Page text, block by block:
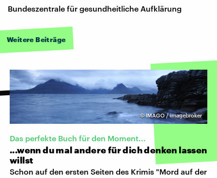
Bundeszentrale für gesundheitliche Aufklärung
Weitere Beiträge
©IMAGO / imagebroker
Das perfekte Buch für den Moment...
...wenn du mal andere für dich denken lassen
willst
Schon auf den ersten Seiten des Krimis "Mord auf der